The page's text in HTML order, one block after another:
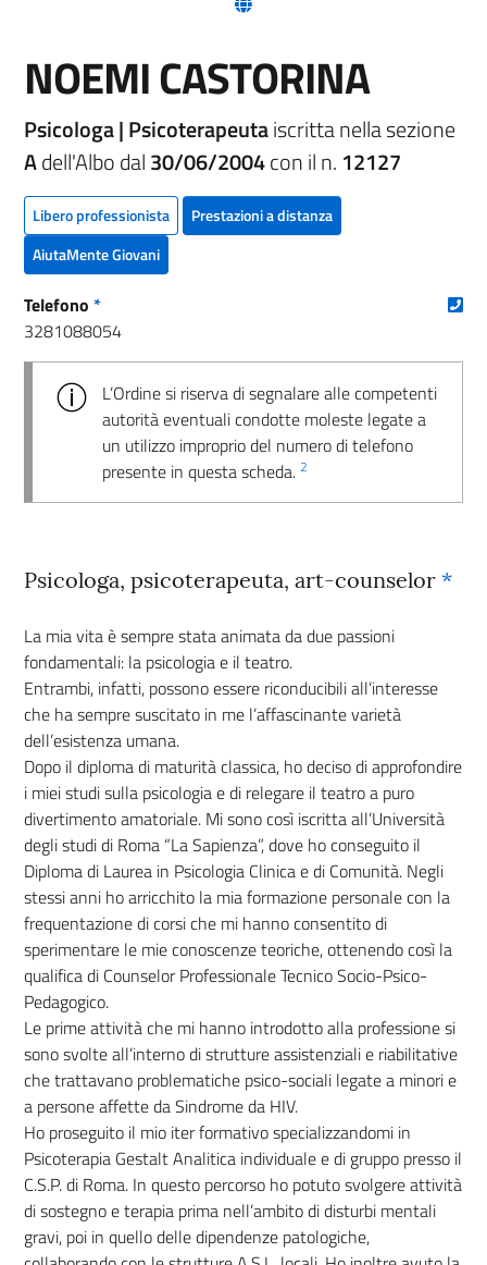
NOEMI CASTORINA
Psicologa | Psicoterapeutaiscritta nella sezione
Adell'Albo dal30/06/2004con il n. 12127
Libero professionista
Prestazioni a distanza
AiutaMente Giovani
Telefono *
3281088054
L’Ordine si riserva di segnalare alle competenti
autorità eventuali condotte moleste legate a
un utilizzo improprio del numero di telefono
presente in questa scheda. 2
Psicologa, psicoterapeuta, art-counselor *
La mia vita è sempre stata animata da due passioni
fondamentali: la psicologia e il teatro.
Entrambi, infatti, possono essere riconducibili all’interesse
che ha sempre suscitato in me l’affascinante varietà
dell’esistenza umana.
Dopo il diploma di maturità classica, ho deciso di approfondire
i miei studi sulla psicologia e di relegare il teatro a puro
divertimento amatoriale. Mi sono così iscritta all’Università
degli studi di Roma “La Sapienza”, dove ho conseguito il
Diploma di Laurea in Psicologia Clinica e di Comunità. Negli
stessi anni ho arricchito la mia formazione personale con la
frequentazione di corsi che mi hanno consentito di
sperimentare le mie conoscenze teoriche, ottenendo così la
qualifica di Counselor Professionale Tecnico Socio-Psico-
Pedagogico.
Le prime attività che mi hanno introdotto alla professione si
sono svolte all’interno di strutture assistenziali e riabilitative
che trattavano problematiche psico-sociali legate a minori e
a persone affette da Sindrome da HIV.
Ho proseguito il mio iter formativo specializzandomi in
Psicoterapia Gestalt Analitica individuale e di gruppo presso il
C.S.P. di Roma. In questo percorso ho potuto svolgere attività
di sostegno e terapia prima nell’ambito di disturbi mentali
gravi, poi in quello delle dipendenze patologiche,